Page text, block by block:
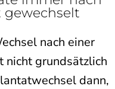
nach einer
nicht grundsätzlich
dann,